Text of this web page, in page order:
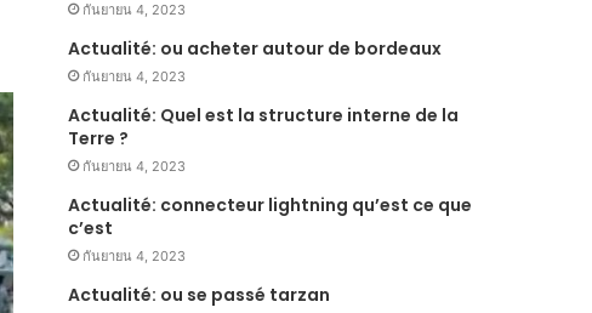
กันยายน 4, 2023
Actualité: ou acheter autour de bordeaux
กันยายน 4, 2023
Actualité: Quel est la structure interne de la
Terre ?
กันยายน 4, 2023
Actualité: connecteur lightning qu’est ce que
c’est
กันยายน 4, 2023
Actualité: ou se passé tarzan